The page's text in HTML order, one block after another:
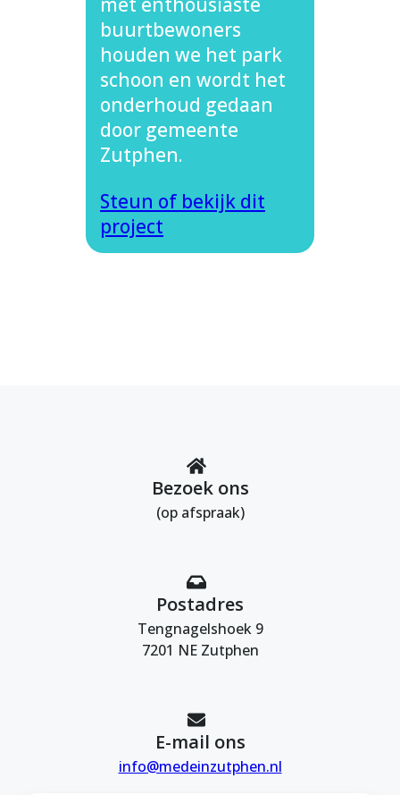
buurtbewoners
houden we het park
schoon en wordt het
onderhoud gedaan
door gemeente
Zutphen.
Steun of bekijk dit
project
Bezoek ons
(op afspraak)
Postadres
Tengnagelshoek 9
7201 NE Zutphen
E-mail ons
info@medeinzutphen.nl